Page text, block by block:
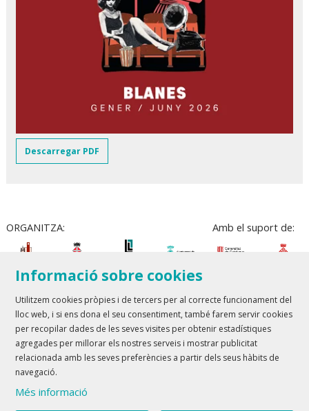
Descarregar PDF
ORGANITZA: Amb el suport de:
Teatre Lloret de Mar| T 972 361 835
Teatre de Blanes| T 972 358 473
Avís Legal Ús de Cookies Contactar
Link a youtube
Link a twitter
Informació sobre cookies
Utilitzem cookies pròpies i de tercers per al correcte funcionament del
lloc web, i si ens dona el seu consentiment, també farem servir cookies
per recopilar dades de les seves visites per obtenir estadístiques
agregades per millorar els nostres serveis i mostrar publicitat
relacionada amb les seves preferències a partir dels seus hàbits de
navegació.
Més informació